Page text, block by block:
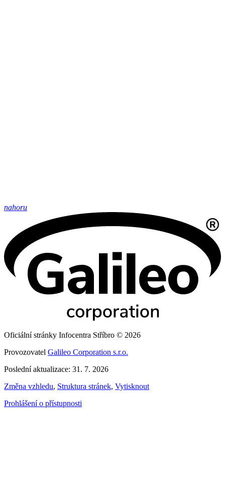
nahoru
Oficiální stránky Infocentra Stříbro © 2026
Provozovatel Galileo Corporation s.r.o.
Poslední aktualizace: 31. 7. 2026
Změna vzhledu, Struktura stránek, Vytisknout
Prohlášení o přístupnosti